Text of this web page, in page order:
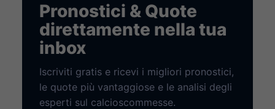
Pronostici & Quote
direttamente nella tua
inbox
Iscriviti gratis e ricevi i migliori pronostici,
le quote più vantaggiose e le analisi degli
esperti sul calcioscommesse.